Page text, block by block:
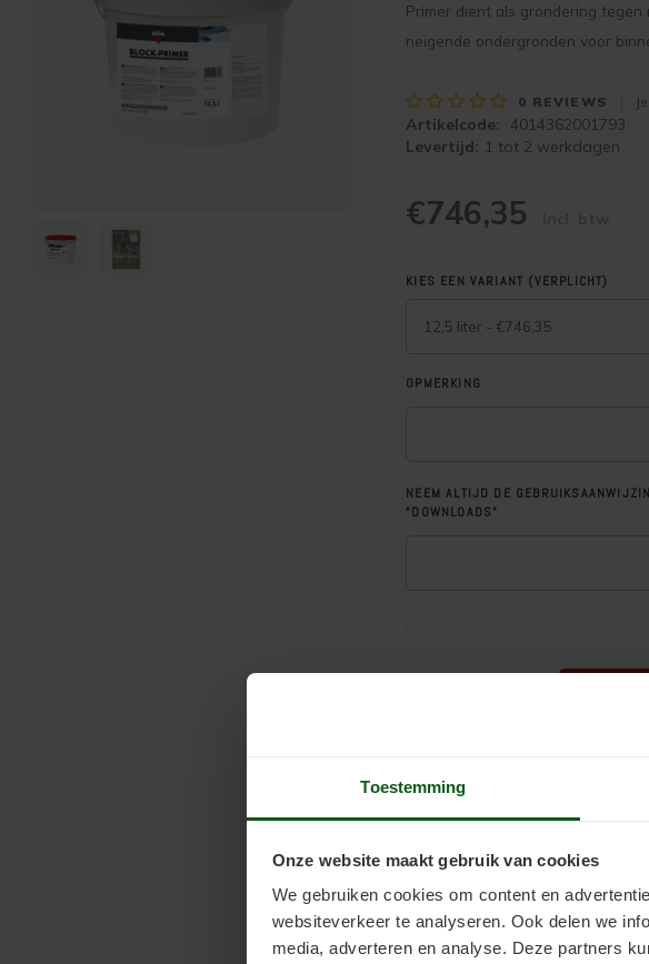
Toestemming
Onze website maakt gebruik van cookies
We gebruiken cookies om content en
websiteverkeer te analyseren. Ook delen we
media, adverteren en analyse. Deze partners
Primer dient als grondering tegen
neigende ondergronden voor
0 REVIEWS
Artikelcode:
4014362001793
Levertijd: 1 tot 2 werkdagen
€746,35
KIES EEN VARIANT (VERPLICHT)
12,5 liter - €746,35
OPMERKING
NEEM ALTIJD DE
"DOWNLOADS"
.